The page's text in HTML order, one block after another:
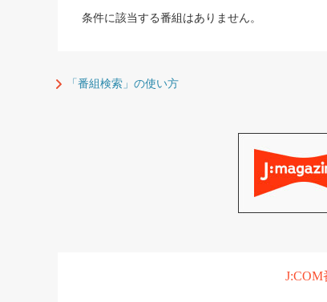
条件に該当する番組はありません。
「番組検索」の使い方